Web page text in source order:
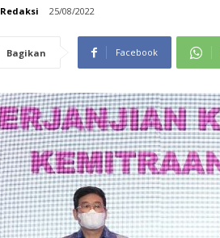
Redaksi 25/08/2022
Bagikan Facebook